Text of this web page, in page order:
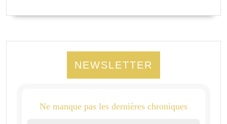
NEWSLETTER
Ne manque pas les dernières chroniques